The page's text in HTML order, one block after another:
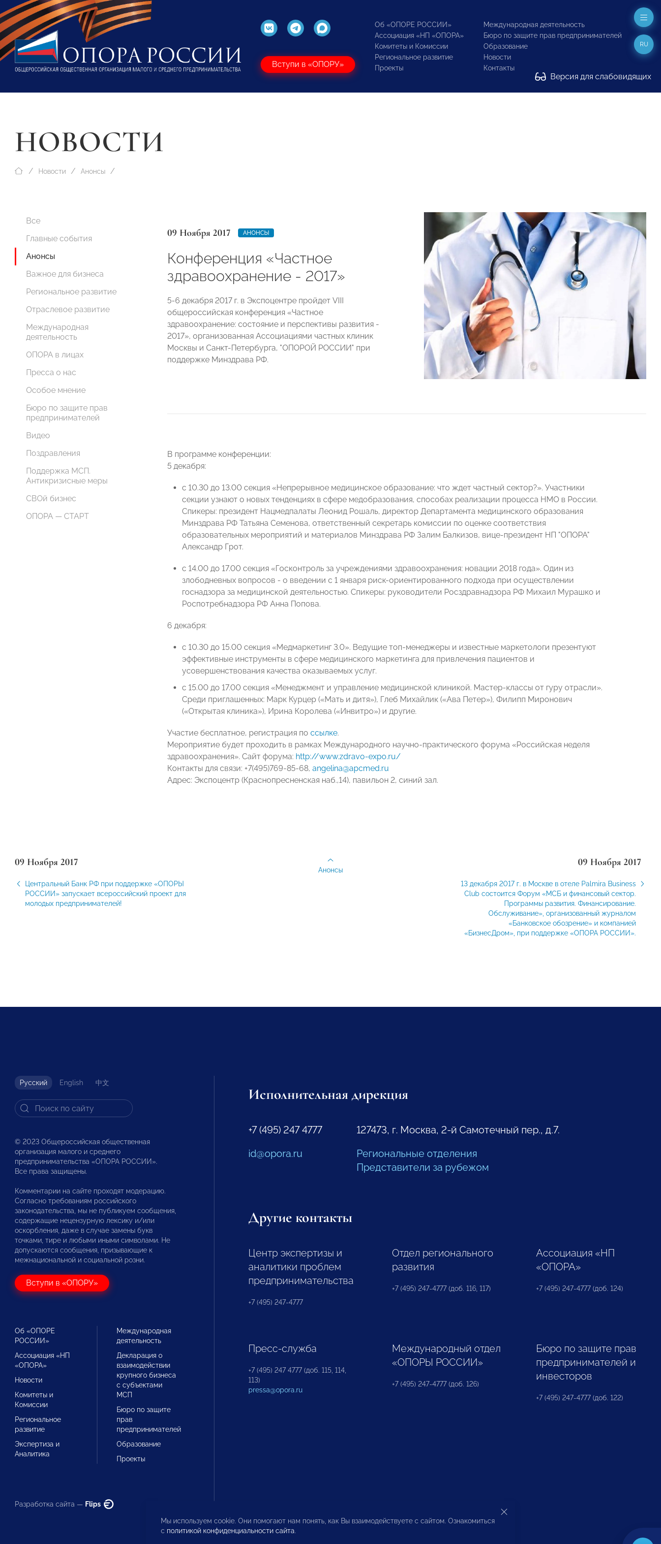
Вступи в «ОПОРУ»
Об «ОПОРЕ РОССИИ»
Ассоциация «НП «ОПОРА»
Комитеты и Комиссии
Региональное развитие
Проекты
Международная деятельность
Бюро по защите прав предпринимателей
Образование
Новости
Контакты
Версия для слабовидящих
RU
НОВОСТИ
Новости Анонсы
Все
Главные события
Анонсы
Важное для бизнеса
Региональное развитие
Отраслевое развитие
Международная
деятельность
ОПОРА в лицах
Пресса о нас
Особое мнение
Бюро по защите прав
предпринимателей
Видео
Поздравления
Поддержка МСП.
Антикризисные меры
СВОй бизнес
ОПОРА — СТАРТ
09 Ноября 2017 АНОНСЫ
Конференция «Частное
здравоохранение - 2017»
5-6 декабря 2017 г. в Экспоцентре пройдет VIII
общероссийская конференция «Частное
здравоохранение: состояние и перспективы развития -
2017», организованная Ассоциациями частных клиник
Москвы и Санкт-Петербурга, "ОПОРОЙ РОССИИ" при
поддержке Минздрава РФ.
В программе конференции:
5 декабря:
с 10.30 до 13.00 секция «Непрерывное медицинское образование: что ждет частный сектор?». Участники
секции узнают о новых тенденциях в сфере медобразования, способах реализации процесса НМО в России.
Спикеры: президент Нацмедпалаты Леонид Рошаль, директор Департамента медицинского образования
Минздрава РФ Татьяна Семенова, ответственный секретарь комиссии по оценке соответствия
образовательных мероприятий и материалов Минздрава РФ Залим Балкизов, вице-президент НП "ОПОРА"
Александр Грот.
с 14.00 до 17.00 секция «Госконтроль за учреждениями здравоохранения: новации 2018 года». Один из
злободневных вопросов - о введении с 1 января риск-ориентированного подхода при осуществлении
госнадзора за медицинской деятельностью. Спикеры: руководители Росздравнадзора РФ Михаил Мурашко и
Роспотребнадзора РФ Анна Попова.
6 декабря:
с 10.30 до 15.00 секция «Медмаркетинг 3.0». Ведущие топ-менеджеры и известные маркетологи презентуют
эффективные инструменты в сфере медицинского маркетинга для привлечения пациентов и
усовершенствования качества оказываемых услуг.
с 15.00 до 17.00 секция «Менеджмент и управление медицинской клиникой. Мастер-классы от гуру отрасли».
Среди приглашенных: Марк Курцер («Мать и дитя»), Глеб Михайлик («Ава Петер»), Филипп Миронович
(«Открытая клиника»), Ирина Королева («Инвитро») и другие.
Участие бесплатное, регистрация по ссылке.
Мероприятие будет проходить в рамках Международного научно-практического форума «Российская неделя
здравоохранения». Сайт форума: http://www.zdravo-expo.ru/
Контакты для связи: +7(495)769-85-68, angelina@apcmed.ru
Адрес: Экспоцентр (Краснопресненская наб.,14), павильон 2, синий зал.
09 Ноября 2017
Центральный Банк РФ при поддержке «ОПОРЫ
РОССИИ» запускает всероссийский проект для
молодых предпринимателей!
09 Ноября 2017
13 декабря 2017 г. в Москве в отеле Palmira Business
Club состоится Форум «МСБ и финансовый сектор.
Программы развития. Финансирование.
Обслуживание», организованный журналом
«Банковское обозрение» и компанией
«БизнесДром», при поддержке «ОПОРА РОССИИ».
Анонсы
Русский English 中文
© 2023 Общероссийская общественная
организация малого и среднего
предпринимательства «ОПОРА РОССИИ».
Все права защищены.
Комментарии на сайте проходят модерацию.
Согласно требованиям российского
законодательства, мы не публикуем сообщения,
содержащие нецензурную лексику и/или
оскорбления, даже в случае замены букв
точками, тире и любыми иными символами. Не
допускаются сообщения, призывающие к
межнациональной и социальной розни.
Вступи в «ОПОРУ»
Об «ОПОРЕ
РОССИИ»
Ассоциация «НП
«ОПОРА»
Новости
Комитеты и
Комиссии
Региональное
развитие
Экспертиза и
Аналитика
Международная
деятельность
Декларация о
взаимодействии
крупного бизнеса
с субъектами
МСП
Бюро по защите
прав
предпринимателей
Образование
Проекты
Разработка сайта — Flips
Исполнительная дирекция
+7 (495) 247 4777
id@opora.ru
127473, г. Москва, 2-й Самотечный пер., д.7.
Региональные отделения
Представители за рубежом
Другие контакты
Центр экспертизы и
аналитики проблем
предпринимательства
+7 (495) 247-4777
Отдел регионального
развития
+7 (495) 247-4777 (доб. 116, 117)
Ассоциация «НП
«ОПОРА»
+7 (495) 247-4777 (доб. 124)
Пресс-служба
+7 (495) 247 4777 (доб. 115, 114,
113)
pressa@opora.ru
Международный отдел
«ОПОРЫ РОССИИ»
+7 (495) 247-4777 (доб. 126)
Бюро по защите прав
предпринимателей и
инвесторов
+7 (495) 247-4777 (доб. 122)
Мы используем cookie. Они помогают нам понять, как Вы взаимодействуете с сайтом. Ознакомиться
с политикой конфиденциальности сайта.